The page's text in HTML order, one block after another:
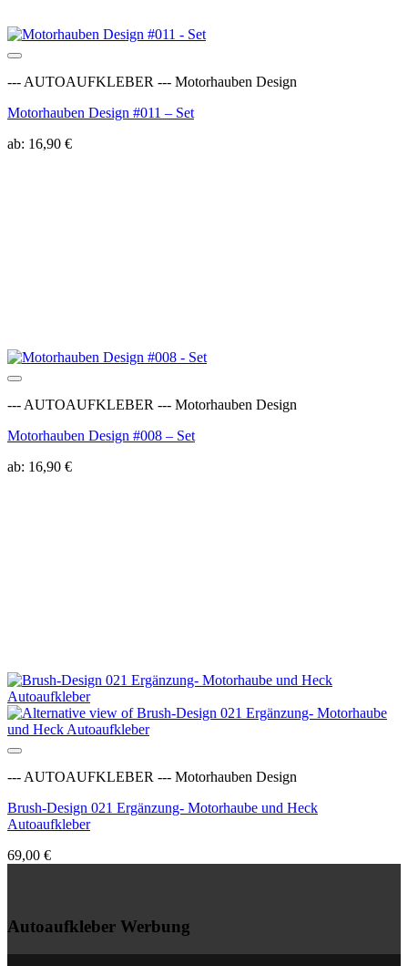
--- AUTOAUFKLEBER --- Motorhauben Design
Motorhauben Design #011 – Set
ab: 16,90 €
--- AUTOAUFKLEBER --- Motorhauben Design
Motorhauben Design #008 – Set
ab: 16,90 €
--- AUTOAUFKLEBER --- Motorhauben Design
Brush-Design 021 Ergänzung- Motorhaube und Heck
Autoaufkleber
69,00 €
Autoaufkleber Werbung